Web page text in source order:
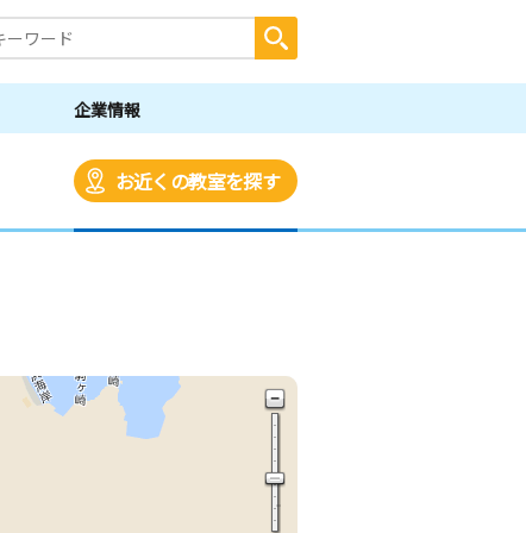
企業情報
お近くの教室を探す